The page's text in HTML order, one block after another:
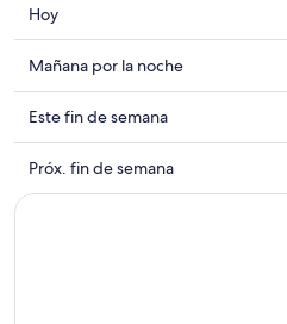
Consultar
los
precios
cerca
de
Centro
comercial
Rio
Hoy
Consultar
precios
cerca
de
Centro
comercial
Mañana por la noche
Consultar
precios
cerca
de
Este fin de semana
Consultar
precios
Próx. fin de semana